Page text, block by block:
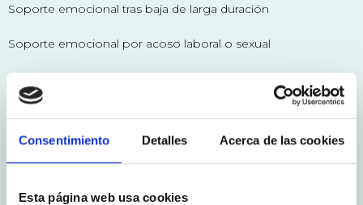
Consentimiento Detalles Acerca de las cookies
Esta página web usa cookies
Soporte emocional tras baja de larga duración
Soporte emocional por acoso laboral o sexual
TE CONTAMOS MÁS